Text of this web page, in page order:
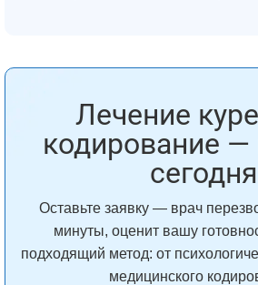
Лечение
кодирование —
сегодня
Оставьте заявку — врач
минуты, оценит вашу
подходящий метод: от
медицинского